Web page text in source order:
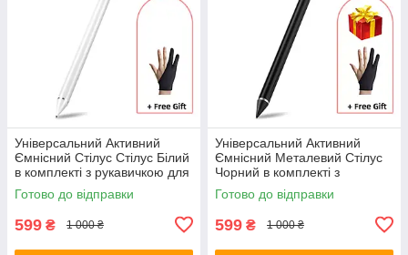
Універсальний Активний
Ємнісний Стілус Стілус Білий
в комплекті з рукавичкою для
телефону, планшета
Готово до відправки
599 ₴ 1 000 ₴
Універсальний Активний
Ємнісний Металевий Стілус
Чорний в комплекті з
рукавичкою для телефону,
планшета
Готово до відправки
599 ₴ 1 000 ₴